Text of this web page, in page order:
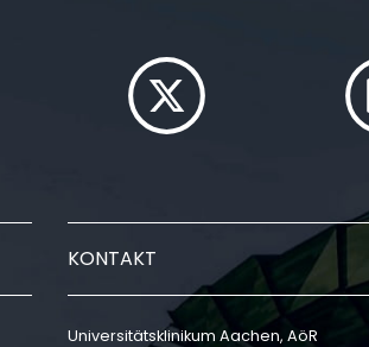
KONTAKT
Universitätsklinikum Aachen, AöR